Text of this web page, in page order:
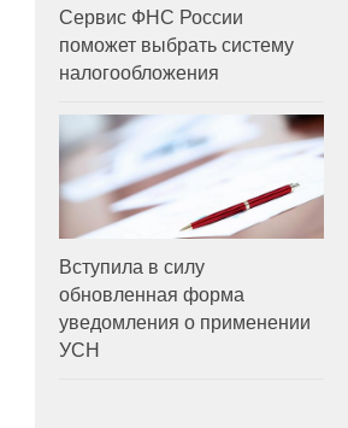
Сервис ФНС России
поможет выбрать систему
налогообложения
Вступила в силу
обновленная форма
уведомления о применении
УСН